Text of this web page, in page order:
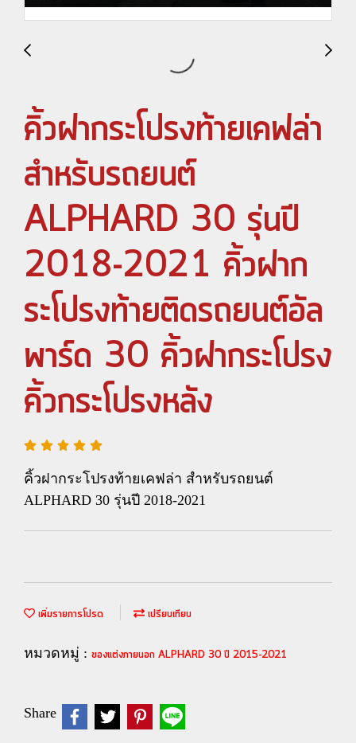
คิ้วฝากระโปรงท้ายเคฟล่า
สำหรับรถยนต์
ALPHARD 30 รุ่นปี
2018-2021 คิ้วฝาก
ระโปรงท้ายติดรถยนต์อัล
พาร์ด 30 คิ้วฝากระโปรง
คิ้วกระโปรงหลัง
คิ้วฝากระโปรงท้ายเคฟล่า สำหรับรถยนต์
ALPHARD 30 รุ่นปี 2018-2021
เพิ่มรายการโปรด เปรียบเทียบ
หมวดหมู่ : ของแต่งภายนอก ALPHARD 30 ปี 2015-2021
Share